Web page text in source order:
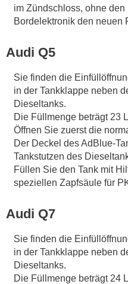
im Zündschloss, ohne
Bordelektronik den neuen
Audi Q5
Sie finden die
in der Tankklappe neben
Dieseltanks.
Die Füllmenge beträgt 23
Öffnen Sie zuerst die
Der Deckel des AdBlue-
Tankstutzen des
Füllen Sie den Tank mit
speziellen Zapfsäule für
Audi Q7
Sie finden die
in der Tankklappe neben
Dieseltanks.
Die Füllmenge beträgt 24